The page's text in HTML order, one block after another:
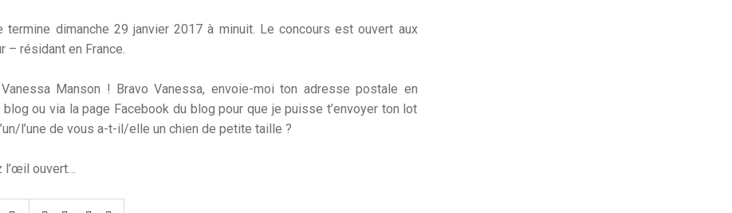
termine dimanche 29 janvier 2017 à minuit. Le concours est ouvert aux
– résidant en France.
Manson ! Bravo Vanessa, envoie-moi ton adresse postale en
ou via la page Facebook du blog pour que je puisse t’envoyer ton lot
l’une de vous a-t-il/elle un chien de petite taille ?
l’œil ouvert…